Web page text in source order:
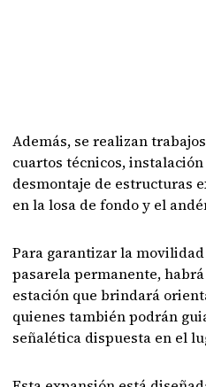
Además, se realizan
cuartos técnicos,
desmontaje de estructuras
en la losa de fondo y el
Para garantizar la
pasarela permanente,
estación que brindará
quienes también podrán
señalética dispuesta en el